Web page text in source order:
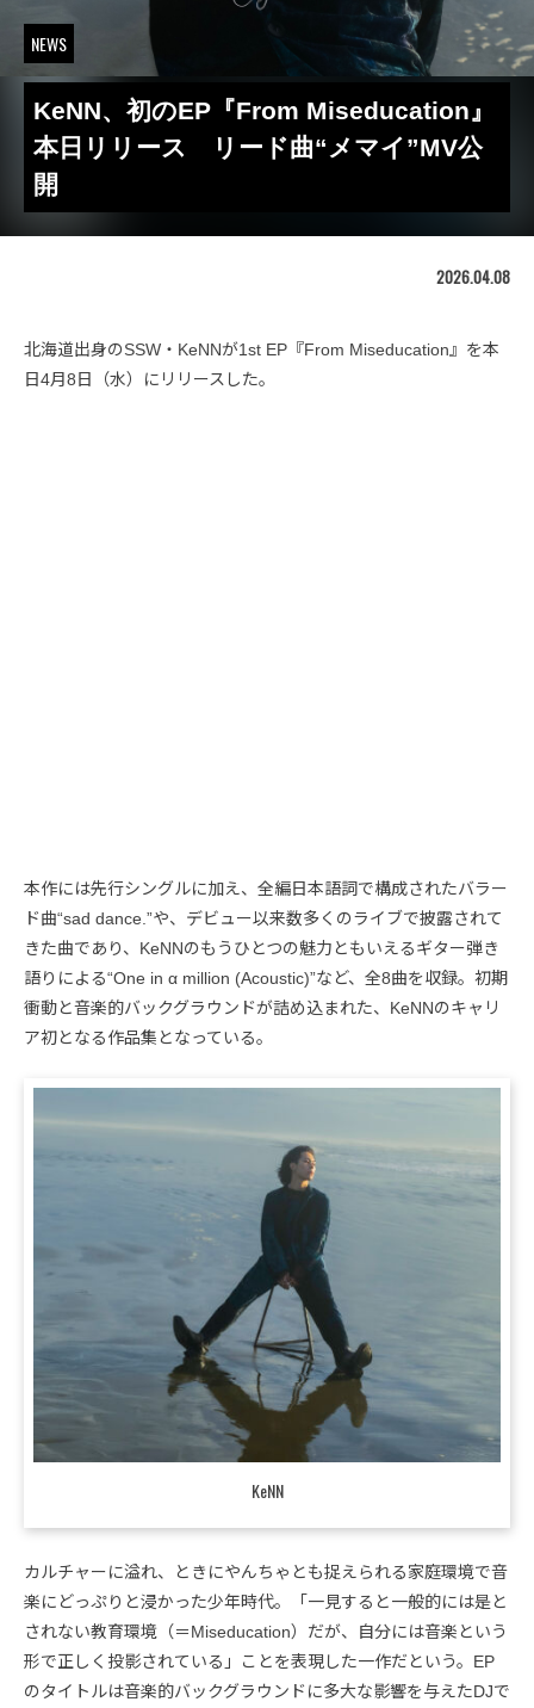
NEWS
KeNN、初のEP『From Miseducation』
本日リリース リード曲“メマイ”MV公
開
2026.04.08
北海道出身のSSW・KeNNが1st EP『From Miseducation』を本
日4月8日（水）にリリースした。
本作には先行シングルに加え、全編日本語詞で構成されたバラー
ド曲“sad dance.”や、デビュー以来数多くのライブで披露されて
きた曲であり、KeNNのもうひとつの魅力ともいえるギター弾き
語りによる“One in α million (Acoustic)”など、全8曲を収録。初期
衝動と音楽的バックグラウンドが詰め込まれた、KeNNのキャリ
ア初となる作品集となっている。
KeNN
カルチャーに溢れ、ときにやんちゃとも捉えられる家庭環境で音
楽にどっぷりと浸かった少年時代。「一見すると一般的には是と
されない教育環境（＝Miseducation）だが、自分には音楽という
形で正しく投影されている」ことを表現した一作だという。EP
のタイトルは音楽的バックグラウンドに多大な影響を与えたDJで